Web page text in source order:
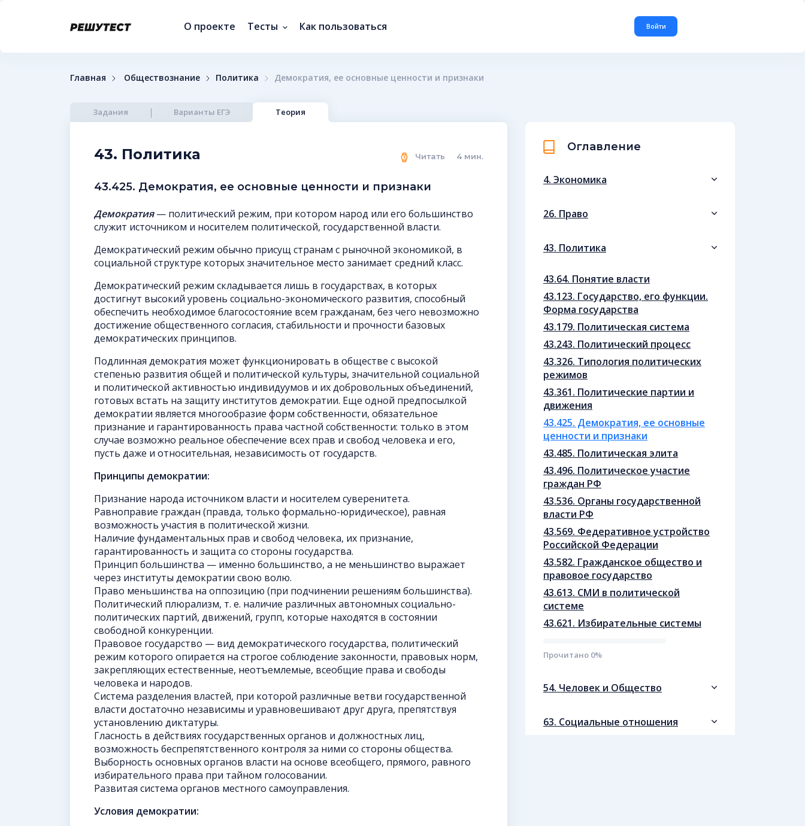
О проекте Тесты Как пользоваться Войти
Главная Обществознание Политика Демократия, ее основные ценности и признаки
Задания Варианты ЕГЭ Теория
43. Политика Читать 4мин.
43.425. Демократия, ее основные ценности и признаки
Демократия— политический режим, при котором народ или его большинство
служит источником и носителем политической, государственной власти.
Демократический режим обычно присущ странам с рыночной экономикой, в
социальной структуре которых значительное место занимает средний класс.
Демократический режим складывается лишь в государствах, в которых
достигнут высокий уровень социально-экономического развития, способный
обеспечить необходимое благосостояние всем гражданам, без чего невозможно
достижение общественного согласия, стабильности и прочности базовых
демократических принципов.
Подлинная демократия может функционировать в обществе с высокой
степенью развития общей и политической культуры, значительной социальной
и политической активностью индивидуумов и их добровольных объединений,
готовых встать на защиту институтов демократии. Еще одной предпосылкой
демократии является многообразие форм собственности, обязательное
признание и гарантированность права частной собственности: только в этом
случае возможно реальное обеспечение всех прав и свобод человека и его,
пусть даже и относительная, независимость от государств.
Принципы демократии:
Признание народа источником власти и носителем суверенитета.
Равноправие граждан (правда, только формально-юридическое), равная
возможность участия в политической жизни.
Наличие фундаментальных прав и свобод человека, их признание,
гарантированность и защита со стороны государства.
Принцип большинства — именно большинство, а не меньшинство выражает
через институты демократии свою волю.
Право меньшинства на оппозицию (при подчинении решениям большинства).
Политический плюрализм, т. е. наличие различных автономных социально-
политических партий, движений, групп, которые находятся в состоянии
свободной конкуренции.
Правовое государство — вид демократического государства, политический
режим которого опирается на строгое соблюдение законности, правовых норм,
закрепляющих естественные, неотъемлемые, всеобщие права и свободы
человека и народов.
Система разделения властей, при которой различные ветви государственной
власти достаточно независимы и уравновешивают друг друга, препятствуя
установлению диктатуры.
Гласность в действиях государственных органов и должностных лиц,
возможность беспрепятственного контроля за ними со стороны общества.
Выборность основных органов власти на основе всеобщего, прямого, равного
избирательного права при тайном голосовании.
Развитая система органов местного самоуправления.
Условия демократии:
Оглавление
4. Экономика
26. Право
43. Политика
43.64. Понятие власти
43.123. Государство, его функции.
Форма государства
43.179. Политическая система
43.243. Политический процесс
43.326. Типология политических
режимов
43.361. Политические партии и
движения
43.425. Демократия, ее основные
ценности и признаки
43.485. Политическая элита
43.496. Политическое участие
граждан РФ
43.536. Органы государственной
власти РФ
43.569. Федеративное устройство
Российской Федерации
43.582. Гражданское общество и
правовое государство
43.613. СМИ в политической
системе
43.621. Избирательные системы
Прочитано 0%
54. Человек и Общество
63. Социальные отношения